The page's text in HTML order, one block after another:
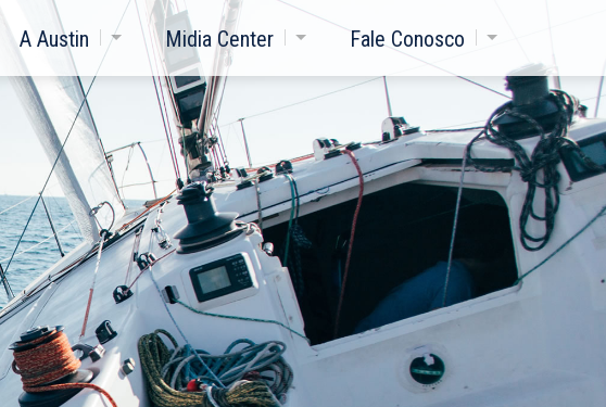
A Austin Midia Center Fale Conosco